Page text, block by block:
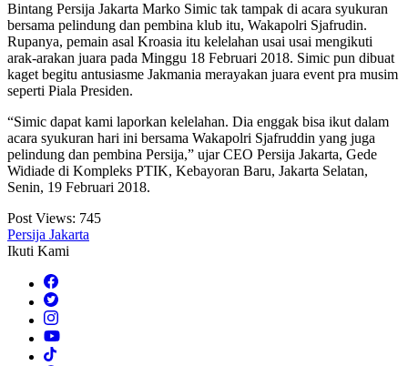
Bintang Persija Jakarta Marko Simic tak tampak di acara syukuran
bersama pelindung dan pembina klub itu, Wakapolri Sjafrudin.
Rupanya, pemain asal Kroasia itu kelelahan usai usai mengikuti
arak-arakan juara pada Minggu 18 Februari 2018. Simic pun dibuat
kaget begitu antusiasme Jakmania merayakan juara event pra musim
seperti Piala Presiden.
“Simic dapat kami laporkan kelelahan. Dia enggak bisa ikut dalam
acara syukuran hari ini bersama Wakapolri Sjafruddin yang juga
pelindung dan pembina Persija,” ujar CEO Persija Jakarta, Gede
Widiade di Kompleks PTIK, Kebayoran Baru, Jakarta Selatan,
Senin, 19 Februari 2018.
Post Views: 745
Persija Jakarta
Ikuti Kami